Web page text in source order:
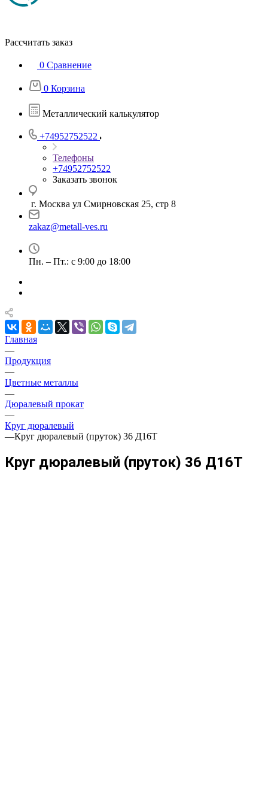
Рассчитать заказ
0 Сравнение
0 Корзина
Металлический калькулятор
+74952752522
Телефоны
+74952752522
Заказать звонок
г. Москва ул Смирновская 25, стр 8
zakaz@metall-ves.ru
Пн. – Пт.: с 9:00 до 18:00
Главная
—
Продукция
—
Цветные металлы
—
Дюралевый прокат
—
Круг дюралевый
—Круг дюралевый (пруток) 36 Д16Т
Круг дюралевый (пруток) 36 Д16Т